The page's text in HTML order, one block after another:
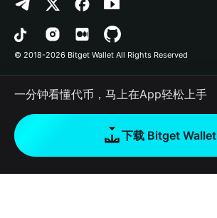
品牌资源
工作机会
预测市场
DApp
RWA
如何购买加密货币
合约检测
批量转账
Avalanche
Bitcoin
Polygon
隐私协议
用户使用协议
© 2018-2026 Bitget Wallet All Rights Reserved
一分钟看懂代币，马上在App轻松上手
下载 Bitget Wallet